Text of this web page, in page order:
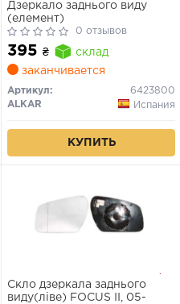
Дзеркало заднього виду
(елемент)
0 отзывов
395 ₴
склад
заканчивается
Артикул:
6423800
ALKAR
Испания
КУПИТЬ
Скло дзеркала заднього
виду(ліве) FOCUS II, 05-